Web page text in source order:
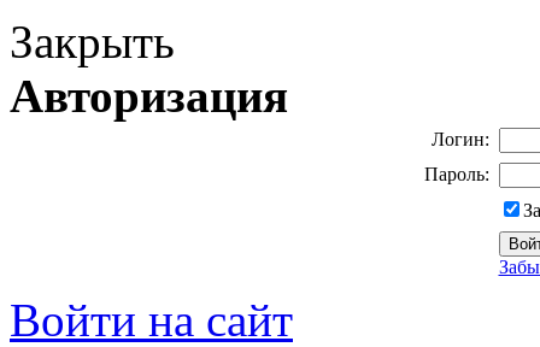
Закрыть
Авторизация
Логин:
Пароль:
Войти на сайт